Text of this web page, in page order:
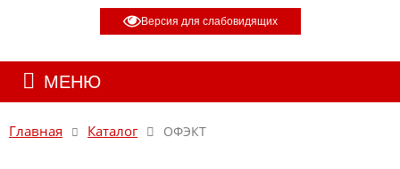
Версия для слабовидящих
МЕНЮ
Главная Каталог ОФЭКТ